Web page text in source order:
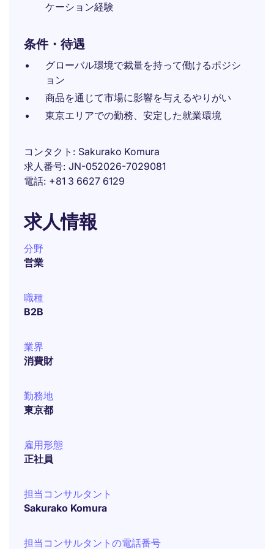
ケーション経験
条件・待遇
グローバル環境で裁量を持って働けるポジシ
ョン
商品を通じて市場に影響を与えるやりがい
東京エリアでの勤務、安定した就業環境
コンタクト
Sakurako Komura
求人番号 JN-052026-7029081
電話 +81 3 6627 6129
求人情報
分野
営業
職種
B2B
業界
消費財
勤務地
東京都
雇用形態
正社員
担当コンサルタント
Sakurako Komura
担当コンサルタントの電話番号